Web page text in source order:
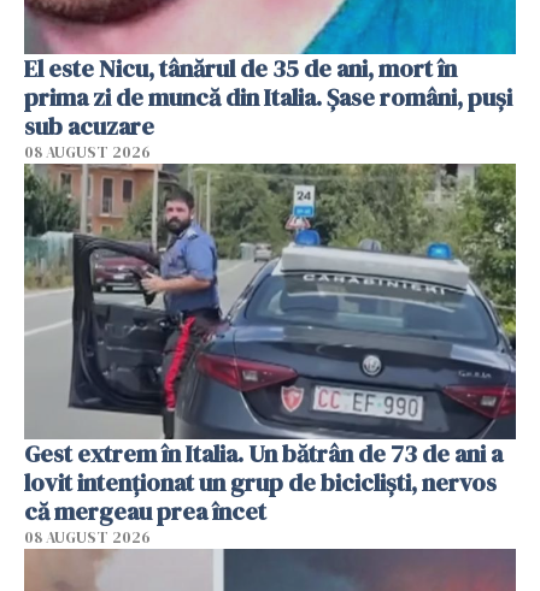
El este Nicu, tânărul de 35 de ani, mort în
prima zi de muncă din Italia. Șase români, puși
sub acuzare
08 AUGUST 2026
Gest extrem în Italia. Un bătrân de 73 de ani a
lovit intenționat un grup de bicicliști, nervos
că mergeau prea încet
08 AUGUST 2026